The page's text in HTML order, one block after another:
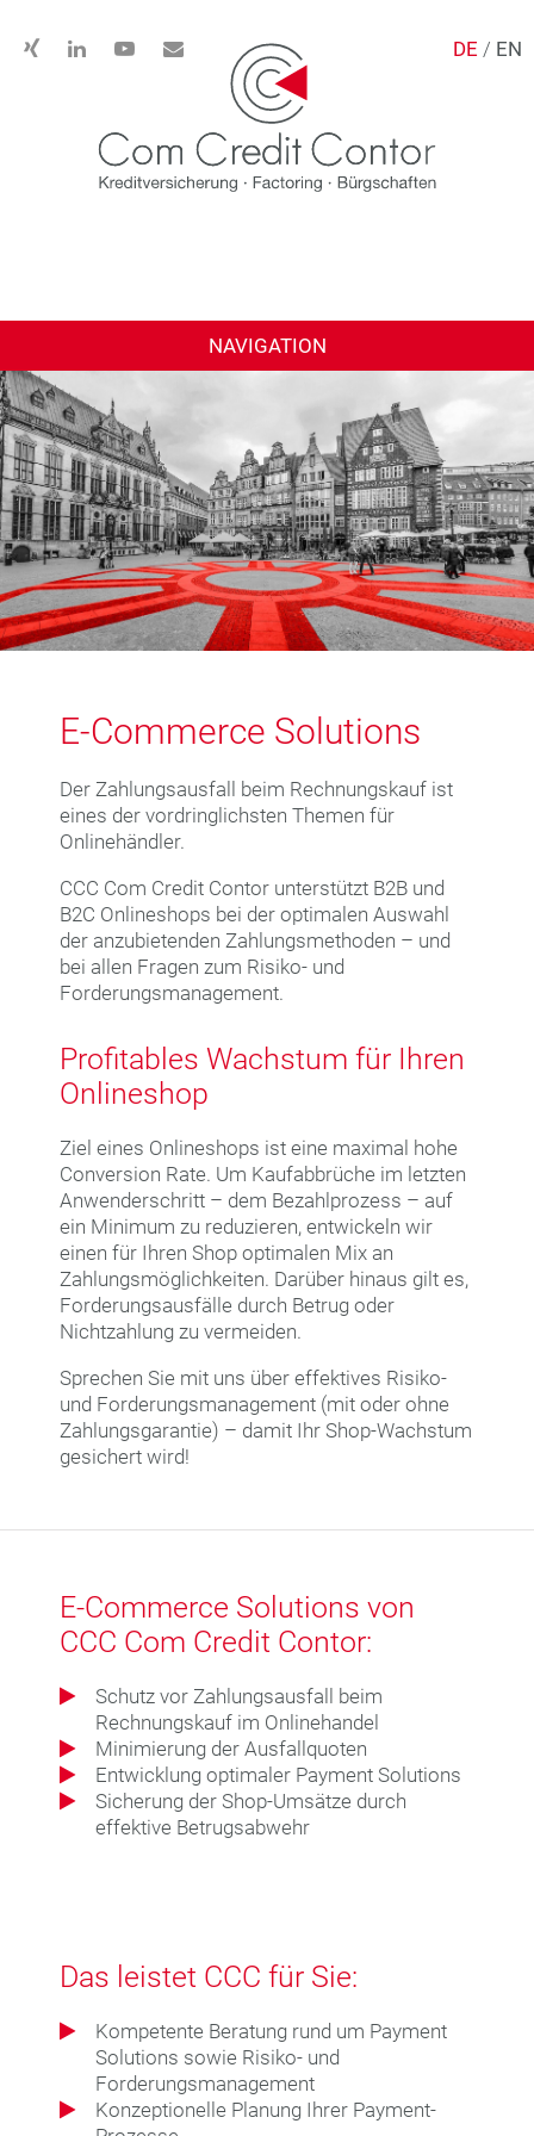
DE / EN
NAVIGATION
E-Commerce Solutions
Der Zahlungsausfall beim Rechnungskauf ist
eines der vordringlichsten Themen für
Onlinehändler.
CCC Com Credit Contor unterstützt B2B und
B2C Onlineshops bei der optimalen Auswahl
der anzubietenden Zahlungsmethoden – und
bei allen Fragen zum Risiko- und
Forderungsmanagement.
Profitables Wachstum für Ihren
Onlineshop
Ziel eines Onlineshops ist eine maximal hohe
Conversion Rate. Um Kaufabbrüche im letzten
Anwenderschritt – dem Bezahlprozess – auf
ein Minimum zu reduzieren, entwickeln wir
einen für Ihren Shop optimalen Mix an
Zahlungsmöglichkeiten. Darüber hinaus gilt es,
Forderungsausfälle durch Betrug oder
Nichtzahlung zu vermeiden.
Sprechen Sie mit uns über effektives Risiko-
und Forderungsmanagement (mit oder ohne
Zahlungsgarantie) – damit Ihr Shop-Wachstum
gesichert wird!
E-Commerce Solutions von
CCC Com Credit Contor:
Schutz vor Zahlungsausfall beim
Rechnungskauf im Onlinehandel
Minimierung der Ausfallquoten
Entwicklung optimaler Payment Solutions
Sicherung der Shop-Umsätze durch
effektive Betrugsabwehr
Das leistet CCC für Sie:
Kompetente Beratung rund um Payment
Solutions sowie Risiko- und
Forderungsmanagement
Konzeptionelle Planung Ihrer Payment-